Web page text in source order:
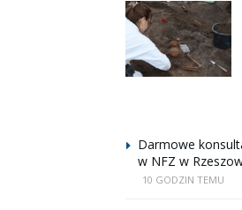
Darmowe
w NFZ w
10 GODZIN TEMU